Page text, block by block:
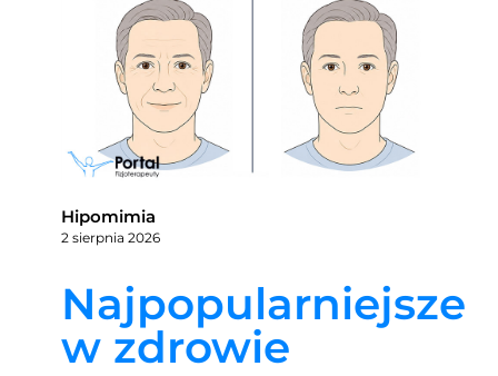
Hipomimia
2 sierpnia 2026
Najpopularniejsze
w zdrowie